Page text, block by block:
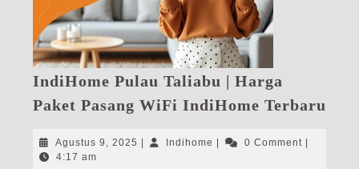
IndiHome Pulau Taliabu | Harga
Paket Pasang WiFi IndiHome Terbaru
Agustus 9, 2025 Agustus
| Indihome Indihome
| 0 Comment |
4:17 am